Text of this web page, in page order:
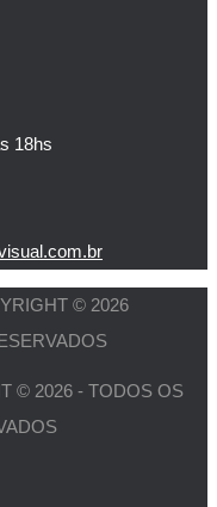
18hs
© 2026
© 2026 - TODOS OS